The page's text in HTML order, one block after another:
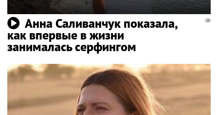
Анна Саливанчук показала,
как впервые в жизни
занималась серфингом